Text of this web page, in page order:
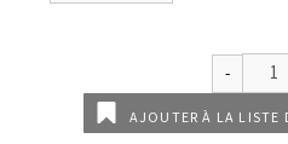
AJOUTER À LA LISTE